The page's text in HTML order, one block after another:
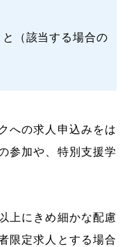
（該当する場合の
への求人申込みをは
参加や、特別支援学
上にきめ細かな配慮
限定求人とする場合